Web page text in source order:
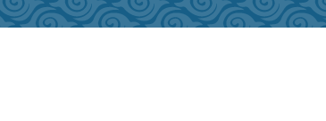
跳到主要內容區塊